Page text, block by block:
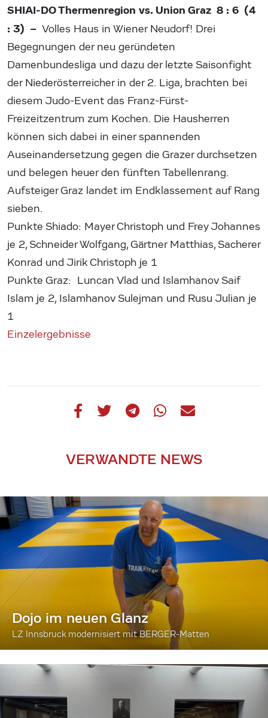
SHIAI-DO Thermenregion vs. Union Graz 8 : 6 (4
: 3) – Volles Haus in Wiener Neudorf! Drei
Begegnungen der neu geründeten
Damenbundesliga und dazu der letzte Saisonfight
der Niederösterreicher in der 2. Liga, brachten bei
diesem Judo-Event das Franz-Fürst-
Freizeitzentrum zum Kochen. Die Hausherren
können sich dabei in einer spannenden
Auseinandersetzung gegen die Grazer durchsetzen
und belegen heuer den fünften Tabellenrang.
Aufsteiger Graz landet im Endklassement auf Rang
sieben.
Punkte Shiado: Mayer Christoph und Frey Johannes
je 2, Schneider Wolfgang, Gärtner Matthias, Sacherer
Konrad und Jirik Christoph je 1
Punkte Graz: Luncan Vlad und Islamhanov Saif
Islam je 2, Islamhanov Sulejman und Rusu Julian je
1
Einzelergebnisse
VERWANDTE NEWS
Dojo im neuen Glanz
LZ Innsbruck modernisiert mit BERGER-Matten